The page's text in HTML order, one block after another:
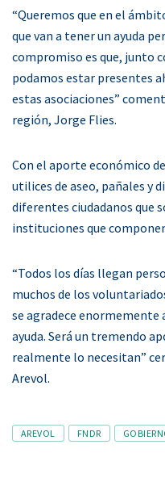
“Queremos que en el
que van a tener un ayuda
compromiso es que, junto
podamos estar presentes
estas asociaciones”
región, Jorge Flies.
Con el aporte económico
utilices de aseo, pañales y
diferentes ciudadanos que
instituciones que
“Todos los días llegan
muchos de los
se agradece enormemente
ayuda. Será un tremendo
realmente lo necesitan”
Arevol.
Tags
AREVOL FNDR